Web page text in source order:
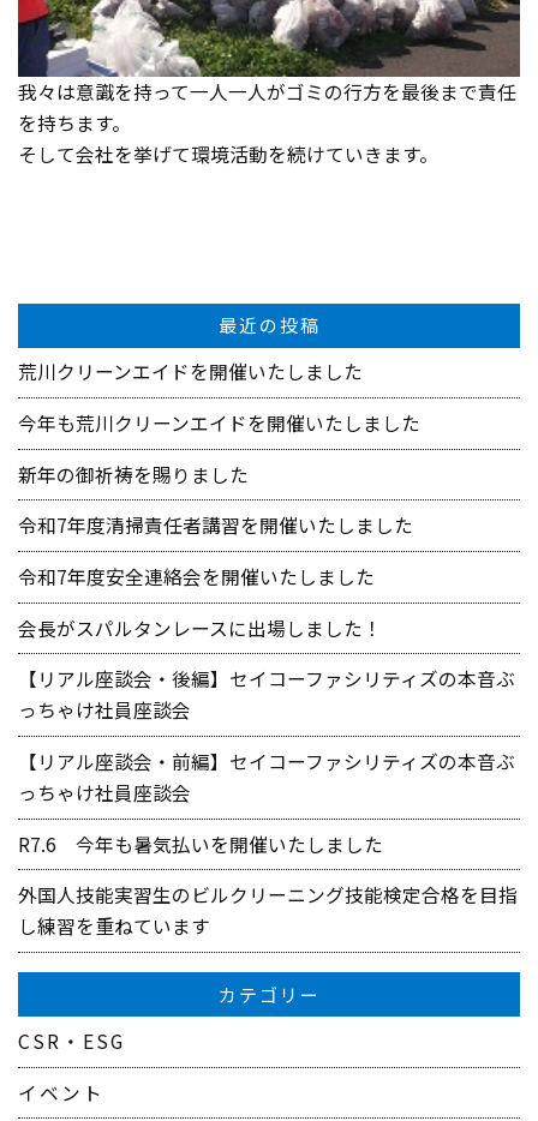
我々は意識を持って一人一人がゴミの行方を最後まで責任
を持ちます。
そして会社を挙げて環境活動を続けていきます。
最近の投稿
荒川クリーンエイドを開催いたしました
今年も荒川クリーンエイドを開催いたしました
新年の御祈祷を賜りました
令和7年度清掃責任者講習を開催いたしました
令和7年度安全連絡会を開催いたしました
会長がスパルタンレースに出場しました！
【リアル座談会・後編】セイコーファシリティズの本音ぶ
っちゃけ社員座談会
【リアル座談会・前編】セイコーファシリティズの本音ぶ
っちゃけ社員座談会
R7.6 今年も暑気払いを開催いたしました
外国人技能実習生のビルクリーニング技能検定合格を目指
し練習を重ねています
カテゴリー
CSR・ESG
イベント